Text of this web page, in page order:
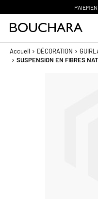
Accueil DÉCORATION
SUSPENSION EN FIBRES